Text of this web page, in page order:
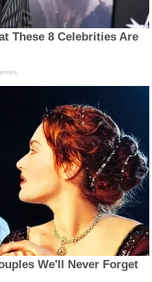
These 8 Celebrities Are
We'll Never Forget